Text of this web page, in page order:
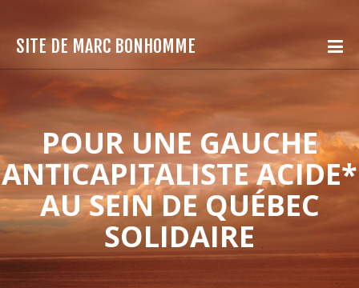
SITE DE MARC BONHOMME
POUR UNE GAUCHE
ANTICAPITALISTE ACIDE*
AU SEIN DE QUÉBEC
SOLIDAIRE